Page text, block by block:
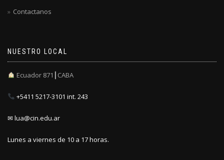
Contactanos
NUESTRO LOCAL
Ecuador 871┃CABA
+5411 5217-3101 int. 243
✉ lua@cin.edu.ar
Lunes a viernes de 10 a 17 horas.